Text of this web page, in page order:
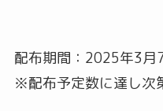
配布期間：2025年3
※配布予定数に達し次